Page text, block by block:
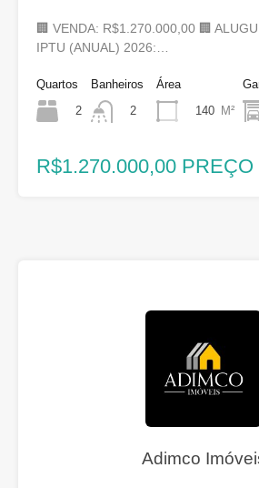
🏢 VENDA: R$1.270.000,00 🏢
IPTU (ANUAL) 2026:…
Quartos
2
Banheiros
2
Área
140 M²
R$1.270.000,00
Adimco